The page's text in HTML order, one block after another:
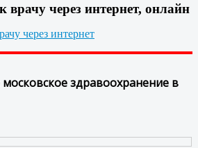
врачу через интернет, онлайн
здравоохранение в